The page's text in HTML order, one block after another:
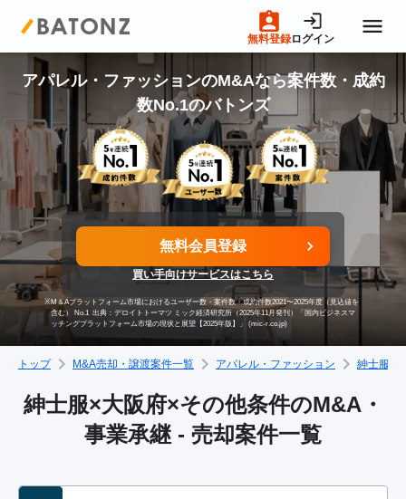
無料登録ログイン
トップページ
M&A案件一覧
売りたい方へ
買いたい方へ
成約事例
M&A専門家の方へ
アパレル・ファッションのM&Aなら案件数・成約
数No.1のバトンズ
無料会員登録
買い手向けサービスはこちら
※M＆Aプラットフォーム市場におけるユーザー数・案件数・成約件数2021〜2025年度（見込値を
含む） No.1 出典：デロイトトーマツ ミック経済研究所（2025年11月発刊）「国内ビジネスマ
ッチングプラットフォーム市場の現状と展望【2025年版】」 (mic-r.co.jp)
トップ M&A売却・譲渡案件一覧 アパレル・ファッション 紳士服
紳士服×大阪府×その他条件のM&A・
事業承継 - 売却案件一覧